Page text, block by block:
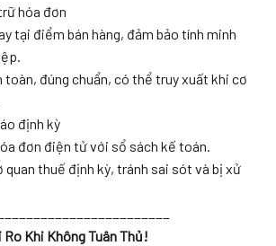
hóa đơn
tại điểm bán hàng, đảm bảo tính minh
toàn, đúng chuẩn, có thể truy xuất khi cơ
định kỳ
đơn điện tử với sổ sách kế toán.
quan thuế định kỳ, tránh sai sót và bị xử
Ro Khi Không Tuân Thủ!